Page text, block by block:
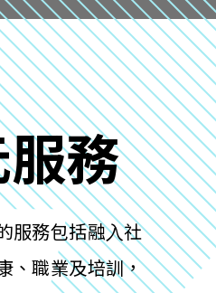
務
服務包括融⼊社
、職業及培訓，